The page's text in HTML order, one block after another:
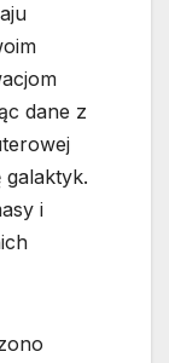
dane z
galaktyk.
i